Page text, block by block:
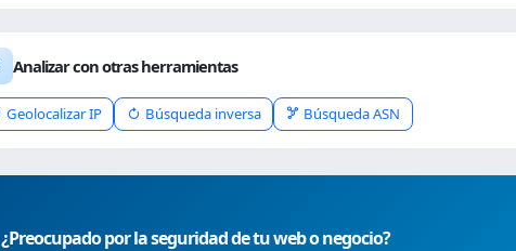
Analizar con otras herramientas
Geolocalizar IP Búsqueda inversa Búsqueda ASN
¿Preocupado por la seguridad de tu web o negocio?